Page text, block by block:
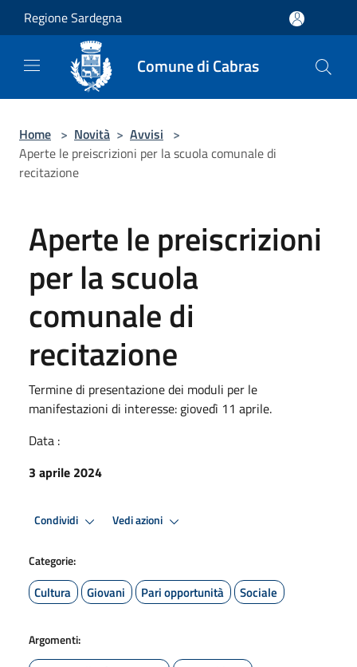
Salta al contenuto principale
Regione Sardegna
Comune di Cabras
Home > Novità > Avvisi >
Aperte le preiscrizioni per la scuola comunale di
recitazione
Aperte le preiscrizioni
per la scuola
comunale di
recitazione
Termine di presentazione dei moduli per le
manifestazioni di interesse: giovedì 11 aprile.
Data :
3 aprile 2024
Condividi Vedi azioni
Categorie:
Cultura Giovani Pari opportunità Sociale
Argomenti: